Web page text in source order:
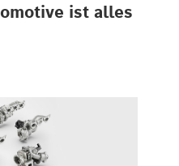
ist alles